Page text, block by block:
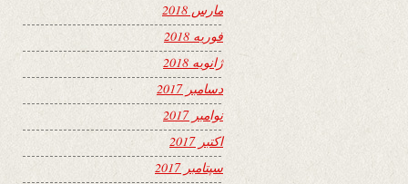
مارس 2018
فوریه 2018
ژانویه 2018
دسامبر 2017
نوامبر 2017
اکتبر 2017
سپتامبر 2017